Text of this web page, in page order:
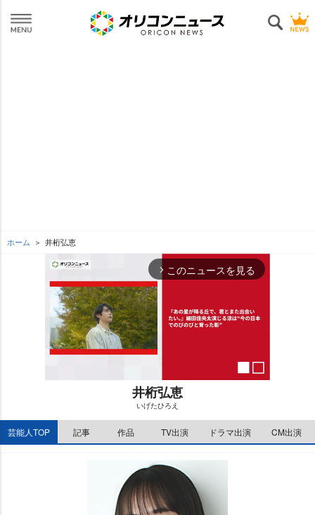
ホーム 井桁弘恵
arrow_forward_ios このニュースを見る
M
u
t
井桁弘恵
いげたひろえ
芸能人TOP 記事 作品 TV出演 ドラマ出演 CM出演